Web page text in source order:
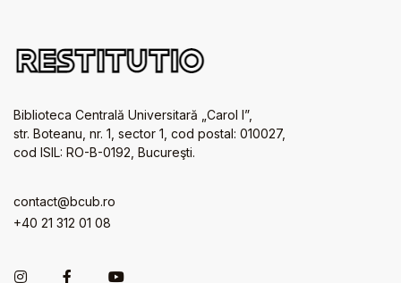
Biblioteca Centrală Universitară „Carol I”,
str. Boteanu, nr. 1, sector 1, cod postal: 010027,
cod ISIL: RO-B-0192, Bucureşti.
contact@bcub.ro
+40 21 312 01 08